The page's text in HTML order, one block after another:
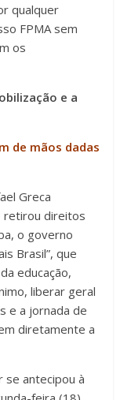
qualquer
FPMA sem
os
e a
de mãos dadas
Greca
retirou direitos
o governo
Brasil”, que
educação,
liberar geral
e a jornada de
diretamente a
se antecipou à